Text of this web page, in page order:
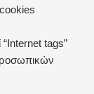
“Internet tags”